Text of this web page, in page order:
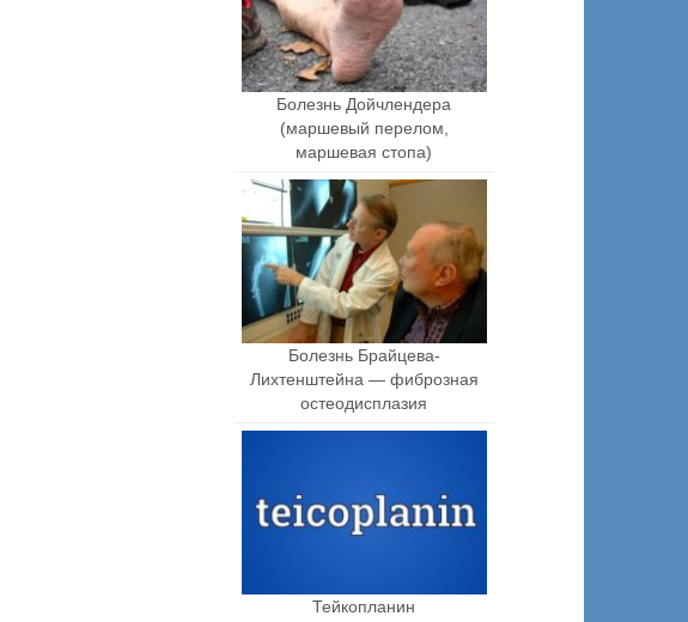
Болезнь Дойчлендера
(маршевый перелом,
маршевая стопа)
Болезнь Брайцева-
Лихтенштейна — фиброзная
остеодисплазия
Тейкопланин